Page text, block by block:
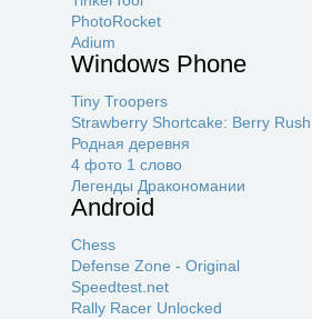
PhotoRocket
Adium
Windows Phone
Tiny Troopers
Strawberry Shortcake: Berry Rush
Родная деревня
4 фото 1 слово
Легенды Дракономании
Android
Chess
Defense Zone - Original
Speedtest.net
Rally Racer Unlocked